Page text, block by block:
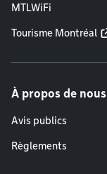
MTLWiFi
Tourisme Montréal
À propos de nous
Avis publics
Règlements